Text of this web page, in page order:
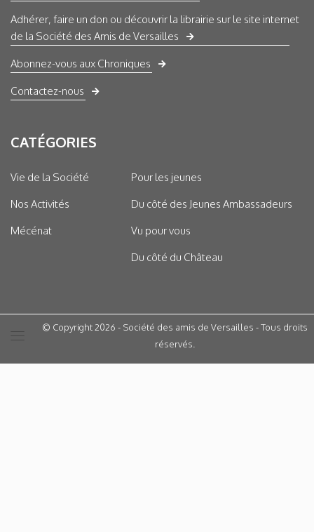
Adhérer, faire un don ou découvrir la librairie sur le site internet
de la Société des Amis de Versailles
Abonnez-vous aux Chroniques
Contactez-nous
CATÉGORIES
Vie de la Société
Nos Activités
Mécénat
Pour les jeunes
Du côté des Jeunes Ambassadeurs
Vu pour vous
Du côté du Château
© Copyright 2026 - Société des amis de Versailles - Tous droits
réservés.